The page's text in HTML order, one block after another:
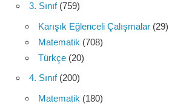
3. Sınıf(759)
Karışık Eğlenceli Çalışmalar (29)
Matematik (708)
Türkçe (20)
4. Sınıf(200)
Matematik (180)